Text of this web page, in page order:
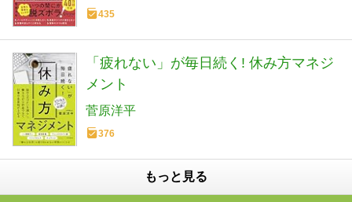
435
「疲れない」が毎日続く! 休み方マネジ
メント
菅原洋平
376
もっと見る